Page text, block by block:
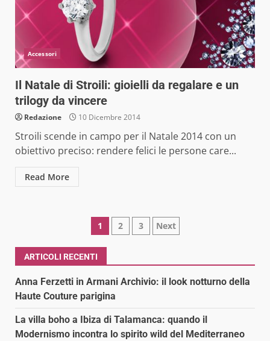
Accessori
Il Natale di Stroili: gioielli da regalare e un
trilogy da vincere
Redazione 10 Dicembre 2014
Stroili scende in campo per il Natale 2014 con un
obiettivo preciso: rendere felici le persone care...
Read More
Paginazione
degli
articoli
1 2 3 Next
ARTICOLI RECENTI
Anna Ferzetti in Armani Archivio: il look notturno della
Haute Couture parigina
La villa boho a Ibiza di Talamanca: quando il
Modernismo incontra lo spirito wild del Mediterraneo